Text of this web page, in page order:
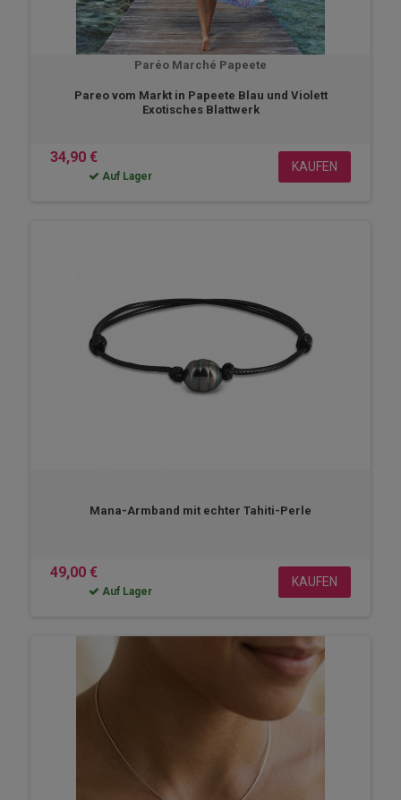
Paréo Marché Papeete
Pareo vom Markt in Papeete Blau und Violett
Exotisches Blattwerk
34,90 €
Auf Lager
KAUFEN
Mana-Armband mit echter Tahiti-Perle
49,00 €
Auf Lager
KAUFEN